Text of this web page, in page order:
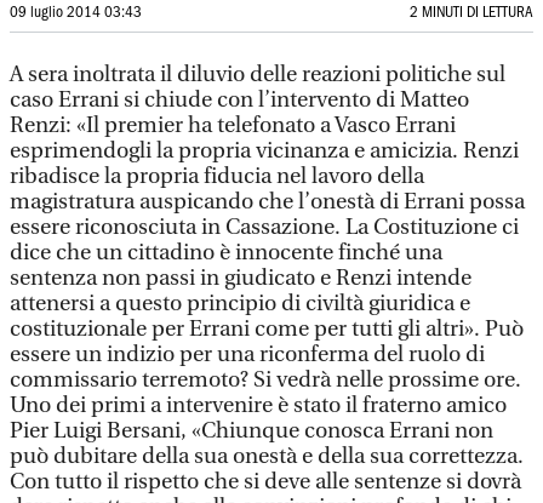
09 luglio 2014 03:43 2 MINUTI DI LETTURA
A sera inoltrata il diluvio delle reazioni politiche sul
caso Errani si chiude con l’intervento di Matteo
Renzi: «Il premier ha telefonato a Vasco Errani
esprimendogli la propria vicinanza e amicizia. Renzi
ribadisce la propria fiducia nel lavoro della
magistratura auspicando che l’onestà di Errani possa
essere riconosciuta in Cassazione. La Costituzione ci
dice che un cittadino è innocente finché una
sentenza non passi in giudicato e Renzi intende
attenersi a questo principio di civiltà giuridica e
costituzionale per Errani come per tutti gli altri». Può
essere un indizio per una riconferma del ruolo di
commissario terremoto? Si vedrà nelle prossime ore.
Uno dei primi a intervenire è stato il fraterno amico
Pier Luigi Bersani, «Chiunque conosca Errani non
può dubitare della sua onestà e della sua correttezza.
Con tutto il rispetto che si deve alle sentenze si dovrà